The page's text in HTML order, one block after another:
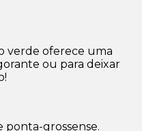
verde oferece uma
ou para deixar
ponta-grossense.